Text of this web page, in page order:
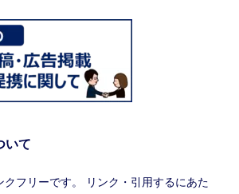
いて
フリーです。 リンク・引用するにあた